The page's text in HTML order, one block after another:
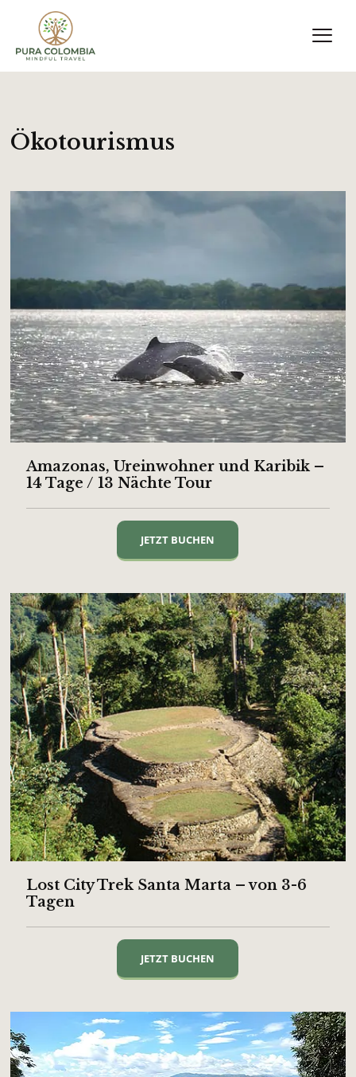
Ökotourismus
Amazonas, Ureinwohner und Karibik –
14 Tage / 13 Nächte Tour
JETZT BUCHEN
Lost City Trek Santa Marta – von 3-6
Tagen
JETZT BUCHEN